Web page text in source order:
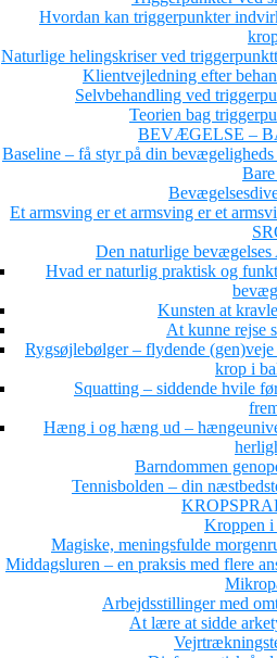
Hvordan kan triggerpunkter
Naturlige helingskriser ved
Klientvejledning efter
Selvbehandling ved
Teorien bag
BEVÆGELSE –
Baseline – få styr på din bevægeligheds
Et armsving er et armsving er et
Den naturlige
Hvad er naturlig praktisk og
Kunsten at
At kunne rejse
Rygsøjlebølger – flydende
krop i
Squatting – siddende hvile
Hæng i og hæng ud –
Barndommen
Tennisbolden – din
Kroppen i
Magiske, meningsfulde
Middagsluren – en praksis med flere
Arbejdsstillinger med
At lære at sidde